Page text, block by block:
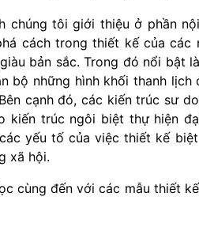
chúng tôi giới thiệu ở phần
cách trong thiết kế của
bản sắc. Trong đó nổi bật
bộ những hình khối thanh
cạnh đó, các kiến trúc sư
kiến trúc ngôi biệt thự hiện
yếu tố của việc thiết kế
xã hội.
cùng đến với các mẫu thiết